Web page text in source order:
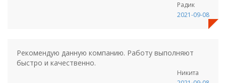
Радик
2021-09-08
Рекомендую данную компанию. Работу выполняют
быстро и качественно.
Никита